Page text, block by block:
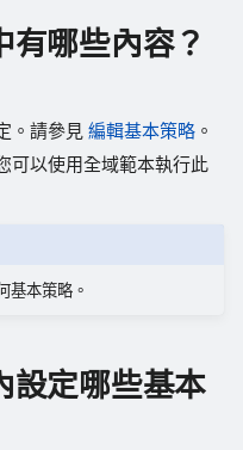
有哪些內容？
。請參見編輯基本策略 。
可以使用全域範本執行此
基本策略。
設定哪些基本